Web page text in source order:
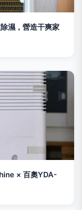
濕，營造干爽家
× 百奧YDA-